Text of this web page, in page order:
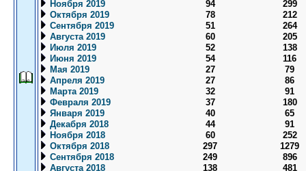
Ноября 2019
94
299
Октября 2019
78
212
Сентября 2019
51
264
Августа 2019
60
205
Июля 2019
52
138
Июня 2019
54
116
Мая 2019
27
79
Апреля 2019
27
86
Марта 2019
32
91
Февраля 2019
37
180
Января 2019
40
65
Декабря 2018
44
91
Ноября 2018
60
252
Октября 2018
297
1279
Сентября 2018
249
896
Августа 2018
138
481